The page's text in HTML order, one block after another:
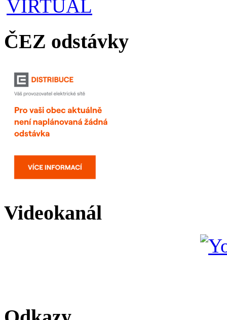
ČEZ odstávky
Videokanál